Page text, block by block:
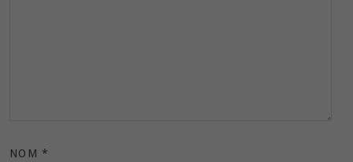
NOM *